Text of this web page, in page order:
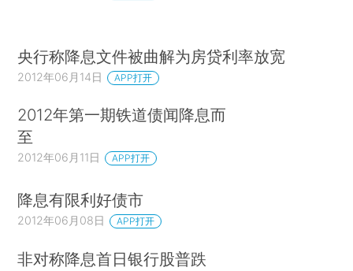
央行称降息文件被曲解为房贷利率放宽
2012年06月14日 APP打开
2012年第一期铁道债闻降息而
至
2012年06月11日 APP打开
降息有限利好债市
2012年06月08日 APP打开
非对称降息首日银行股普跌